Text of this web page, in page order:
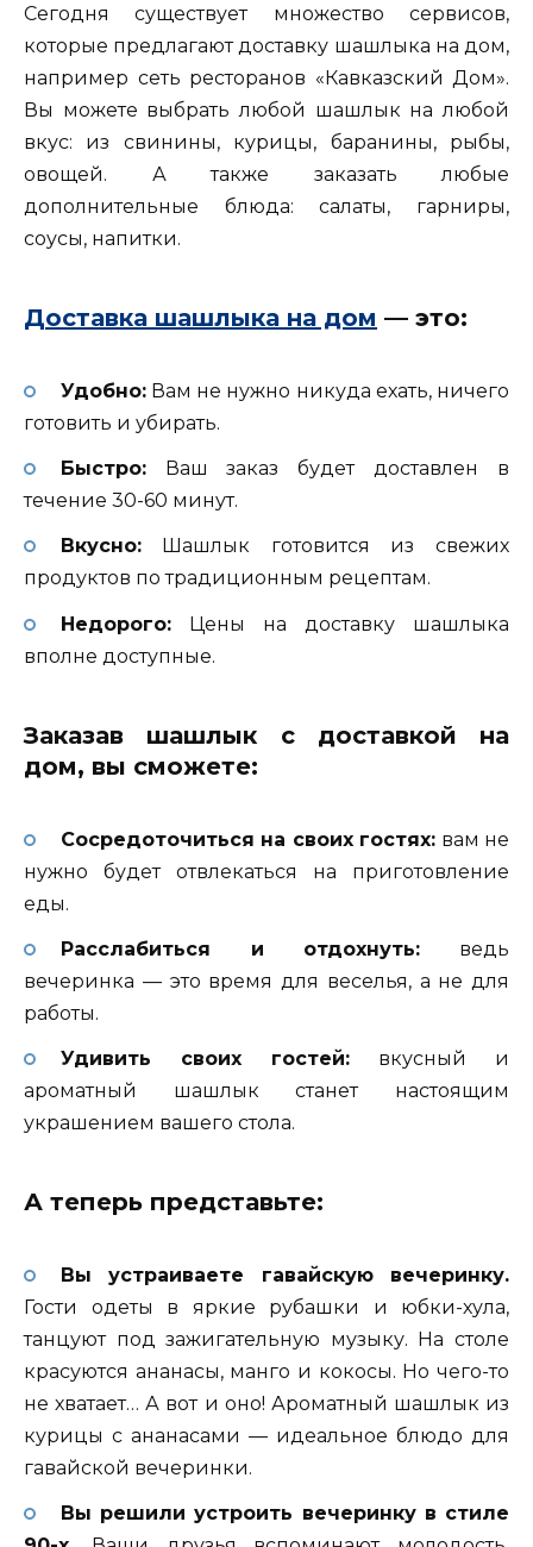
Сегодня существует множество сервисов,
которые предлагают доставку шашлыка на дом,
например сеть ресторанов «Кавказский Дом».
Вы можете выбрать любой шашлык на любой
вкус: из свинины, курицы, баранины, рыбы,
овощей. А также заказать любые
дополнительные блюда: салаты, гарниры,
соусы, напитки.
Доставка шашлыка на дом — это:
Удобно:Вам не нужно никуда ехать, ничего
готовить и убирать.
Быстро:Ваш заказ будет доставлен в
течение 30-60 минут.
Вкусно:Шашлык готовится из свежих
продуктов по традиционным рецептам.
Недорого:Цены на доставку шашлыка
вполне доступные.
Заказав шашлык с доставкой на
дом, вы сможете:
Сосредоточиться на своих гостях: вам не
нужно будет отвлекаться на приготовление
еды.
Расслабиться и отдохнуть: ведь
вечеринка — это время для веселья, а не для
работы.
Удивить своих гостей:вкусный и
ароматный шашлык станет настоящим
украшением вашего стола.
А теперь представьте:
Вы устраиваете гавайскую вечеринку.
Гости одеты в яркие рубашки и юбки-хула,
танцуют под зажигательную музыку. На столе
красуются ананасы, манго и кокосы. Но чего-то
не хватает… А вот и оно! Ароматный шашлык из
курицы с ананасами — идеальное блюдо для
гавайской вечеринки.
Вы решили устроить вечеринку в стиле